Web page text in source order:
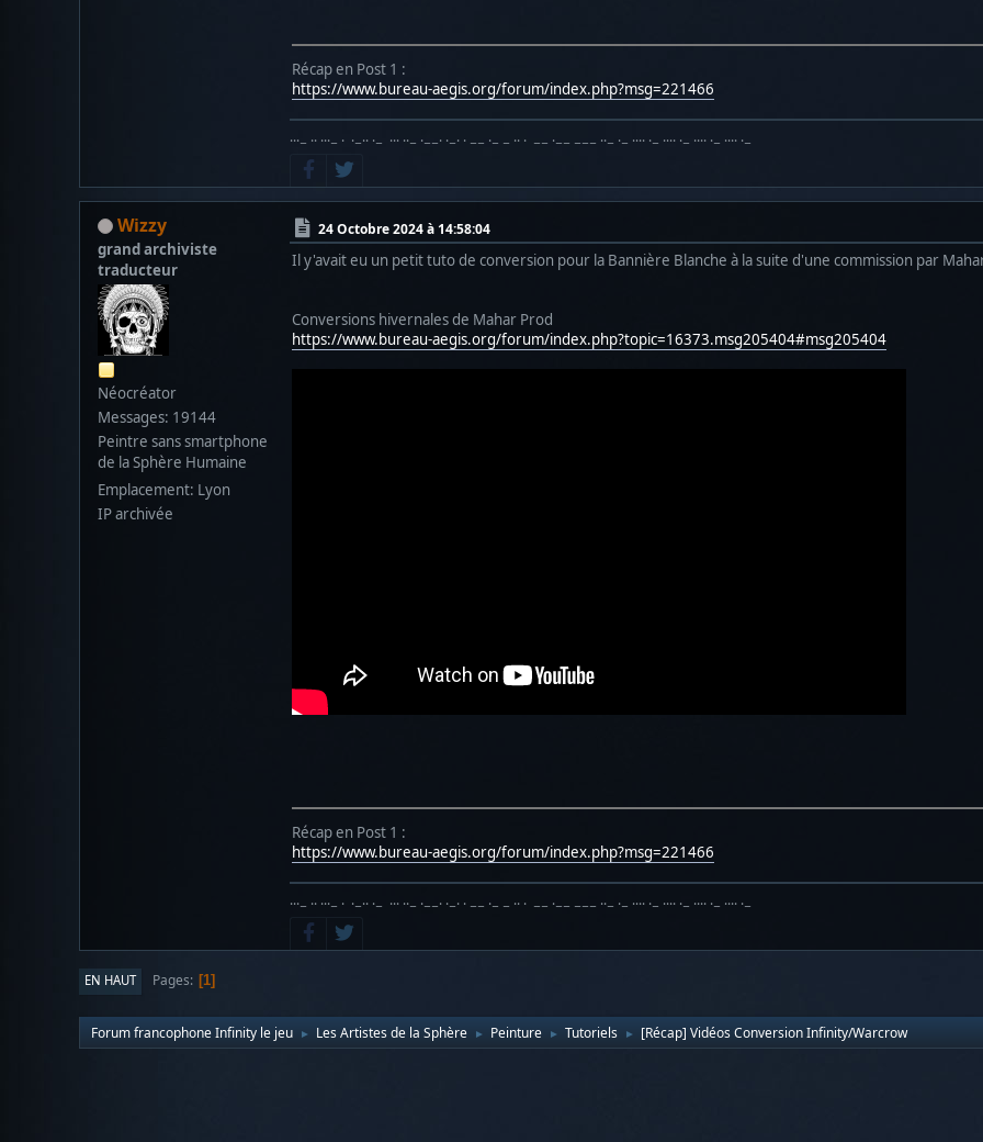
Récap en Post 1 :
https://www.bureau-aegis.org/forum/index.php?msg=221466
···− ·· ···− · ·−·· ·− ··· ··− ·−−· ·−· · −− ·− − ·· · −− ·−− −−− ··− ·− ···· ·− ···· ·− ···· ·− ···· ·−
Wizzy
grand archiviste
traducteur
Néocréator
Messages: 19144
Peintre sans smartphone
de la Sphère Humaine
Emplacement: Lyon
IP archivée
24 Octobre 2024 à 14:58:04
Il y'avait eu un petit tuto de conversion pour la Bannière Blanche à la suite d'une commission par
Conversions hivernales de Mahar Prod
https://www.bureau-aegis.org/forum/index.php?topic=16373.msg205404#msg205404
Récap en Post 1 :
https://www.bureau-aegis.org/forum/index.php?msg=221466
···− ·· ···− · ·−·· ·− ··· ··− ·−−· ·−· · −− ·− − ·· · −− ·−− −−− ··− ·− ···· ·− ···· ·− ···· ·− ···· ·−
EN HAUT Pages 1
Forum francophone Infinity le jeu ► Les Artistes de la Sphère ► Peinture ► Tutoriels ► [Récap] Vidéos Conversion Infinity/Warcrow